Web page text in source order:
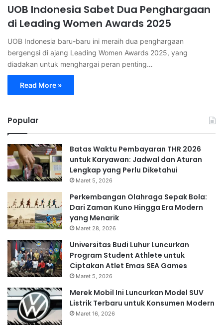
UOB Indonesia Sabet Dua Penghargaan
di Leading Women Awards 2025
UOB Indonesia baru-baru ini meraih dua penghargaan
bergengsi di ajang Leading Women Awards 2025, yang
diadakan untuk menghargai peran penting…
Read More »
Popular
Batas Waktu Pembayaran THR 2026
untuk Karyawan: Jadwal dan Aturan
Lengkap yang Perlu Diketahui
Maret 5, 2026
Perkembangan Olahraga Sepak Bola:
Dari Zaman Kuno Hingga Era Modern
yang Menarik
Maret 28, 2026
Universitas Budi Luhur Luncurkan
Program Student Athlete untuk
Ciptakan Atlet Emas SEA Games
Maret 5, 2026
Merek Mobil Ini Luncurkan Model SUV
Listrik Terbaru untuk Konsumen Modern
Maret 16, 2026